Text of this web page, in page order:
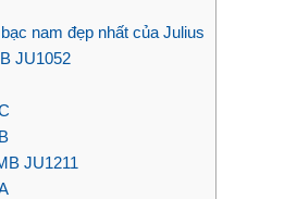
nam đẹp nhất của Julius
JU1052
JU1211